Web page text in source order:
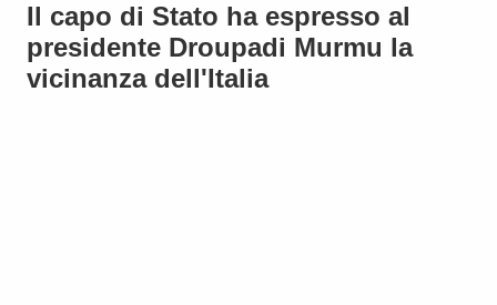
Il capo di Stato ha espresso al
presidente Droupadi Murmu la
vicinanza dell'Italia